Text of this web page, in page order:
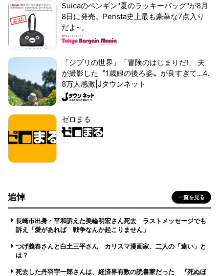
Suicaのペンギン"夏のラッキーバッグ"が8月
8日に発売。Pensta史上最も豪華な7点入り
だよ~。
「ジブリの世界」「冒険のはじまりだ!」 夫
が撮影した〝1歳娘の後ろ姿〟が良すぎて...4.
8万人感激|Jタウンネット
ゼロまる
追悼 一覧を見る
長崎市出身・平和訴えた美輪明宏さん死去 ラストメッセージでも
訴え「愛があれば 戦争なんか起こりません」
つげ義春さんと白土三平さん カリスマ漫画家、二人の「違い」と
は？
死去した丹羽宇一郎さんは、経済界有数の読書家だった 『死ぬほ